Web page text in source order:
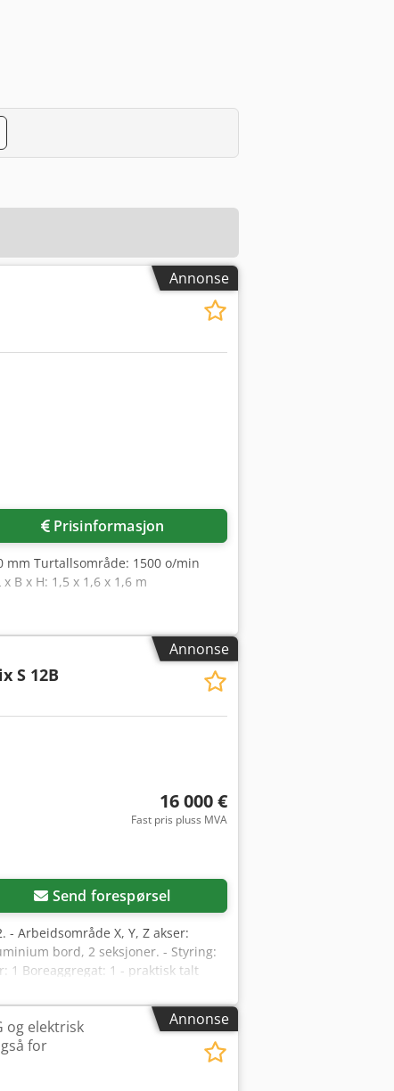
Annonse
Prisinformasjon
mm Turtallsområde: 1500 o/min
B x H: 1,5 x 1,6 x 1,6 m
Annonse
S 12B
16 000 €
Fast pris pluss MVA
Send forespørsel
- Arbeidsområde X, Y, Z akser:
bord, 2 seksjoner. - Styring:
1 Boreaggregat: 1 - praktisk talt
Maskin med bevegelig portal
kapasitet m³/t: 240/280 m³/h
790 mm Høyde: 2 190 mm Annonse
og elektrisk
for